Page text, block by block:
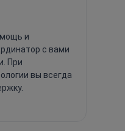
и
с вами
При
вы всегда